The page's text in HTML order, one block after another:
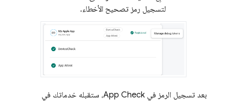
لتسجيل رمز تصحيح الأخطاء.
بعد تسجيل الرمز في App Check، ستقبله خدماتك في